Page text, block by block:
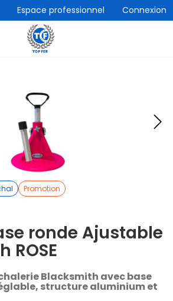
Espace professionnel Connexion
Promotion
ronde Ajustable
ROSE
Blacksmith avec base
structure aluminium et